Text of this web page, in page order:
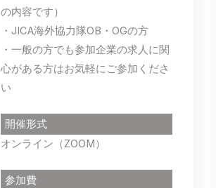
の内容です）
・JICA海外協力隊OB・OGの方
・一般の方でも参加企業の求人に関
心がある方はお気軽にご参加くださ
い
開催形式
オンライン（ZOOM）
参加費